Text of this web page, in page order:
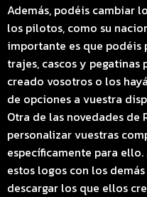
Además, podéis cambiar
los pilotos, como su
importante es que podéis
trajes, cascos y pegatinas
creado vosotros o los
de opciones a vuestra
Otra de las novedades de
personalizar vuestras
específicamente para
estos logos con los
descargar los que ellos